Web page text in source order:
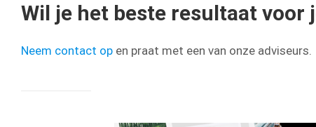
Wil je het beste resultaat voor
Neem contact op en praat met een van onze adviseurs.